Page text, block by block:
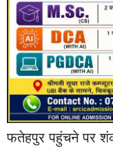
फतेहपुर पहुंचने पर